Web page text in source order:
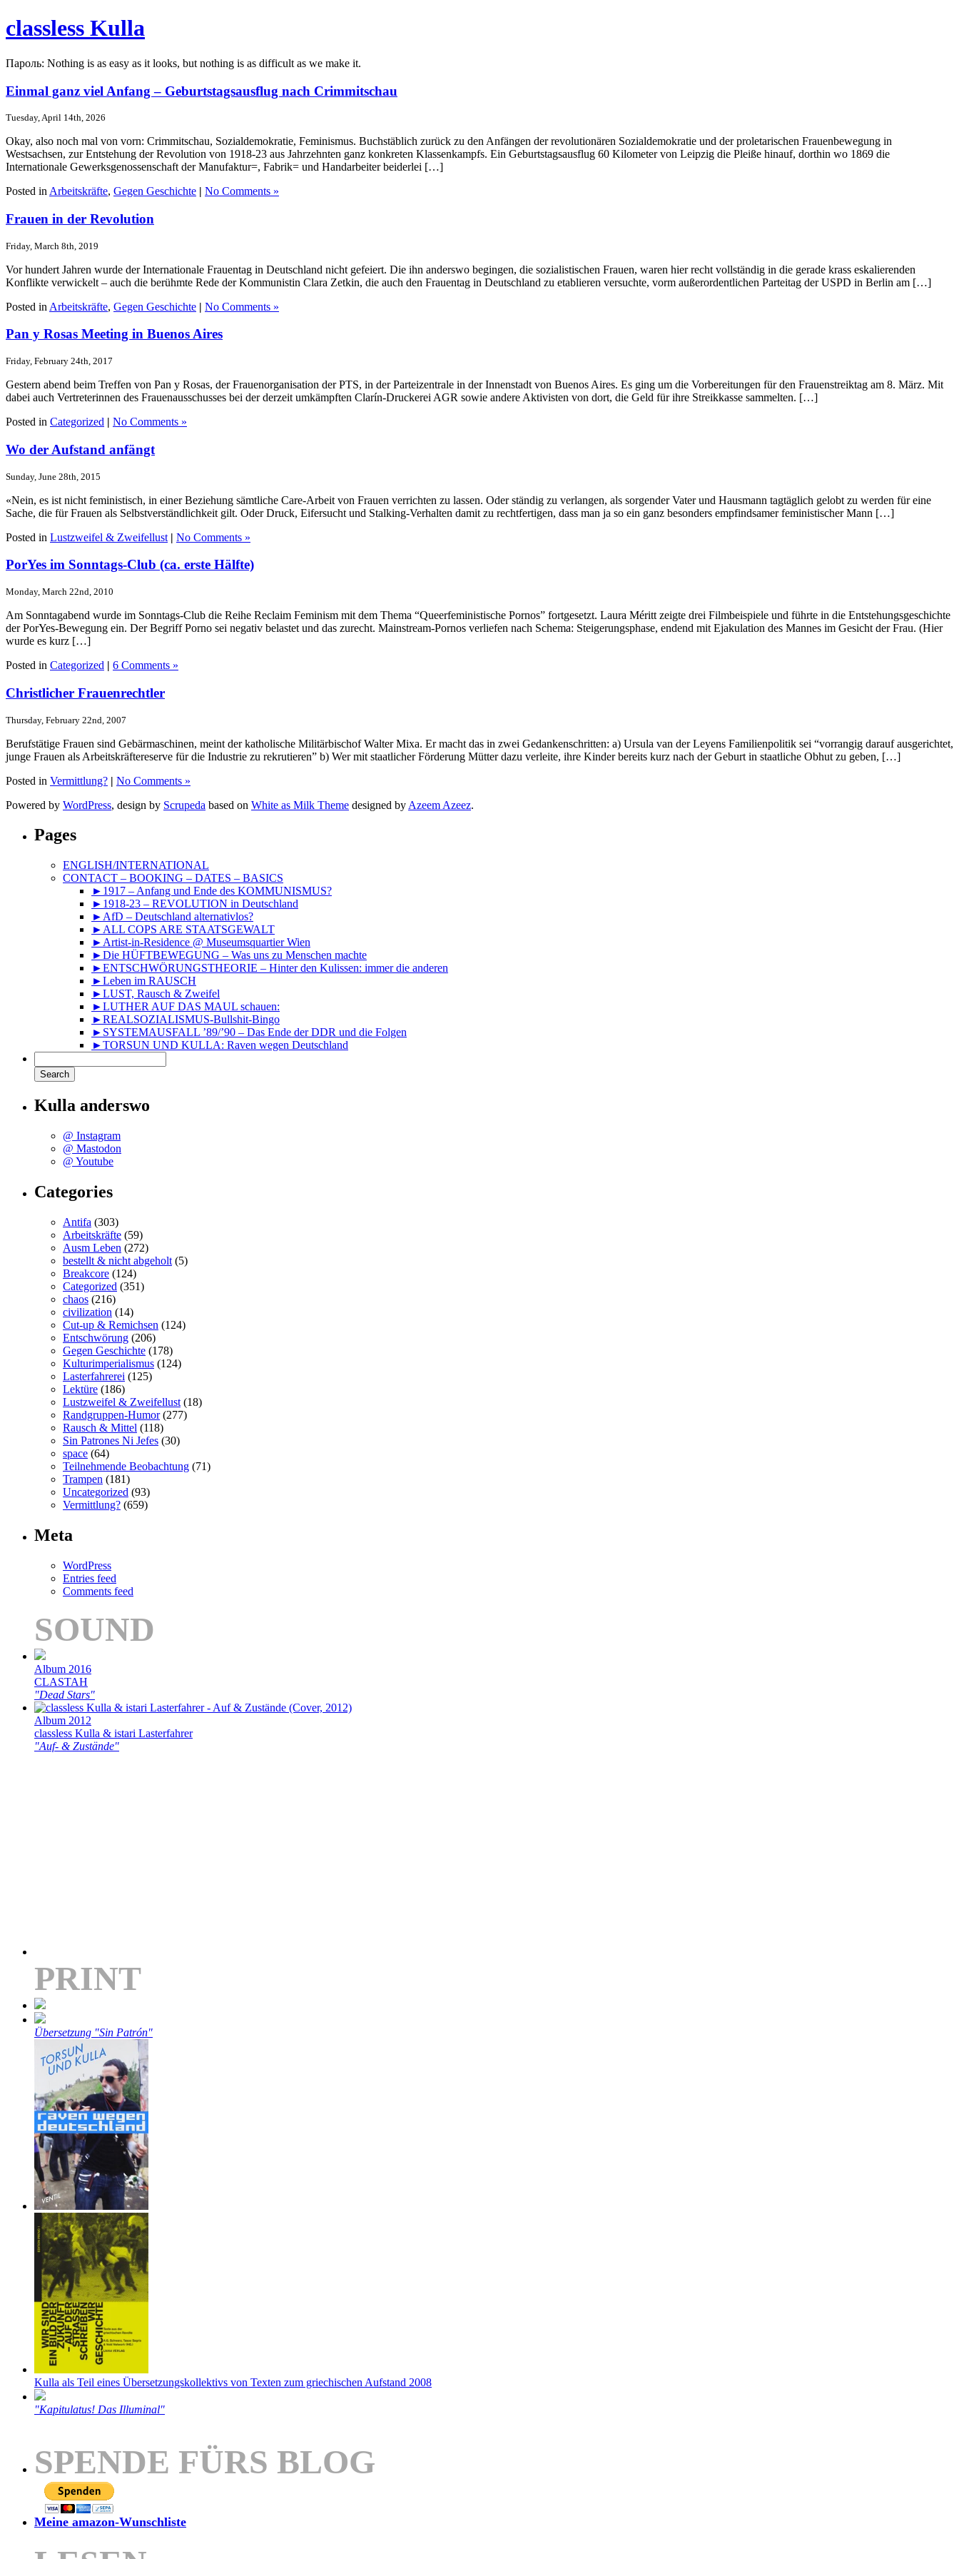
classless Kulla
Пароль: Nothing is as easy as it looks, but nothing is as difficult as we make it.
Einmal ganz viel Anfang – Geburtstagsausflug nach Crimmitschau
Tuesday, April 14th, 2026
Okay, also noch mal von vorn: Crimmitschau, Sozialdemokratie, Feminismus. Buchstäblich zurück zu den Anfängen der revolutionären Sozialdemokratie und der proletarischen Frauenbewegung in
Westsachsen, zur Entstehung der Revolution von 1918-23 aus Jahrzehnten ganz konkreten Klassenkampfs. Ein Geburtstagsausflug 60 Kilometer von Leipzig die Pleiße hinauf, dorthin wo 1869 die
Internationale Gewerksgenossenschaft der Manufaktur=, Fabrik= und Handarbeiter beiderlei […]
Posted in Arbeitskräfte, Gegen Geschichte | No Comments »
Frauen in der Revolution
Friday, March 8th, 2019
Vor hundert Jahren wurde der Internationale Frauentag in Deutschland nicht gefeiert. Die ihn anderswo begingen, die sozialistischen Frauen, waren hier recht vollständig in die gerade krass eskalierenden
Konflikte verwickelt – auch die berühmte Rede der Kommunistin Clara Zetkin, die auch den Frauentag in Deutschland zu etablieren versuchte, vorm außerordentlichen Parteitag der USPD in Berlin am […]
Posted in Arbeitskräfte, Gegen Geschichte | No Comments »
Pan y Rosas Meeting in Buenos Aires
Friday, February 24th, 2017
Gestern abend beim Treffen von Pan y Rosas, der Frauenorganisation der PTS, in der Parteizentrale in der Innenstadt von Buenos Aires. Es ging um die Vorbereitungen für den Frauenstreiktag am 8. März. Mit
dabei auch Vertreterinnen des Frauenausschusses bei der derzeit umkämpften Clarín-Druckerei AGR sowie andere Aktivisten von dort, die Geld für ihre Streikkasse sammelten. […]
Posted in Categorized | No Comments »
Wo der Aufstand anfängt
Sunday, June 28th, 2015
«Nein, es ist nicht feministisch, in einer Beziehung sämtliche Care-Arbeit von Frauen verrichten zu lassen. Oder ständig zu verlangen, als sorgender Vater und Hausmann tagtäglich gelobt zu werden für eine
Sache, die für Frauen als Selbstverständlichkeit gilt. Oder Druck, Eifersucht und Stalking-Verhalten damit zu rechtfertigen, dass man ja so ein ganz besonders empfindsamer feministischer Mann […]
Posted in Lustzweifel & Zweifellust | No Comments »
PorYes im Sonntags-Club (ca. erste Hälfte)
Monday, March 22nd, 2010
Am Sonntagabend wurde im Sonntags-Club die Reihe Reclaim Feminism mit dem Thema “Queerfeministische Pornos” fortgesetzt. Laura Méritt zeigte drei Filmbeispiele und führte in die Entstehungsgeschichte
der PorYes-Bewegung ein. Der Begriff Porno sei negativ belastet und das zurecht. Mainstream-Pornos verliefen nach Schema: Steigerungsphase, endend mit Ejakulation des Mannes im Gesicht der Frau. (Hier
wurde es kurz […]
Posted in Categorized | 6 Comments »
Christlicher Frauenrechtler
Thursday, February 22nd, 2007
Berufstätige Frauen sind Gebärmaschinen, meint der katholische Militärbischof Walter Mixa. Er macht das in zwei Gedankenschritten: a) Ursula van der Leyens Familienpolitik sei “vorrangig darauf ausgerichtet,
junge Frauen als Arbeitskräftereserve für die Industrie zu rekrutieren” b) Wer mit staatlicher Förderung Mütter dazu verleite, ihre Kinder bereits kurz nach der Geburt in staatliche Obhut zu geben, […]
Posted in Vermittlung? | No Comments »
Powered by WordPress, design by Scrupeda based on White as Milk Theme designed by Azeem Azeez.
Pages
ENGLISH/INTERNATIONAL
CONTACT – BOOKING – DATES – BASICS
►1917 – Anfang und Ende des KOMMUNISMUS?
►1918-23 – REVOLUTION in Deutschland
►AfD – Deutschland alternativlos?
►ALL COPS ARE STAATSGEWALT
►Artist-in-Residence @ Museumsquartier Wien
►Die HÜFTBEWEGUNG – Was uns zu Menschen machte
►ENTSCHWÖRUNGSTHEORIE – Hinter den Kulissen: immer die anderen
►Leben im RAUSCH
►LUST, Rausch & Zweifel
►LUTHER AUF DAS MAUL schauen:
►REALSOZIALISMUS-Bullshit-Bingo
►SYSTEMAUSFALL ’89/’90 – Das Ende der DDR und die Folgen
►TORSUN UND KULLA: Raven wegen Deutschland
Kulla anderswo
@ Instagram
@ Mastodon
@ Youtube
Categories
Antifa (303)
Arbeitskräfte (59)
Ausm Leben (272)
bestellt & nicht abgeholt (5)
Breakcore (124)
Categorized (351)
chaos (216)
civilization (14)
Cut-up & Remichsen (124)
Entschwörung (206)
Gegen Geschichte (178)
Kulturimperialismus (124)
Lasterfahrerei (125)
Lektüre (186)
Lustzweifel & Zweifellust (18)
Randgruppen-Humor(277)
Rausch & Mittel (118)
Sin Patrones Ni Jefes (30)
space (64)
Teilnehmende Beobachtung (71)
Trampen (181)
Uncategorized (93)
Vermittlung? (659)
Meta
WordPress
Entries feed
Comments feed
SOUND
Album 2016
CLASTAH
"Dead Stars"
Album 2012
classless Kulla & istari Lasterfahrer
"Auf- & Zustände"
PRINT
Übersetzung "Sin Patrón"
Kulla als Teil eines Übersetzungskollektivs von Texten zum griechischen Aufstand 2008
"Kapitulatus! Das Illuminal"
SPENDE FÜRS BLOG
Meine amazon-Wunschliste